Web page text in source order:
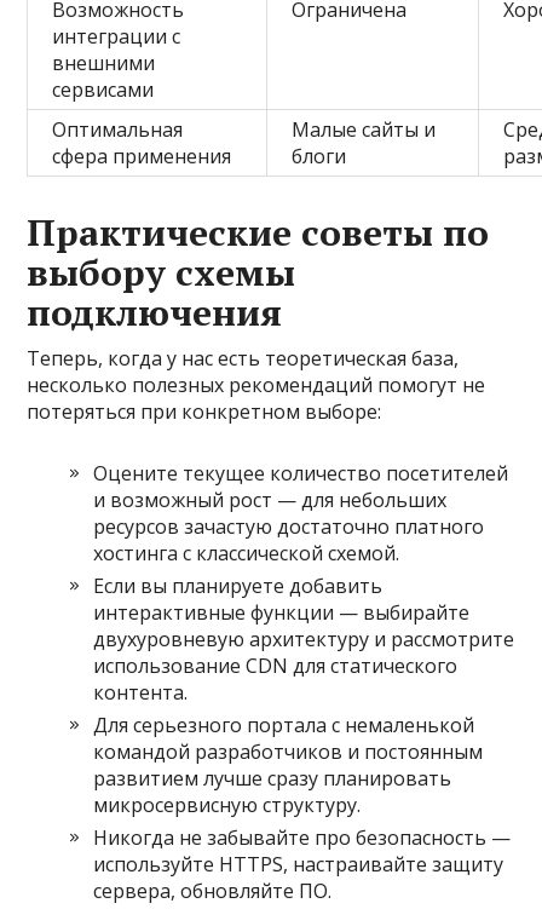
Возможность
интеграции с
внешними
сервисами
Ограничена
Оптимальная
сфера применения
Малые сайты и
блоги
Практические советы по
выбору схемы
подключения
Теперь, когда у нас есть теоретическая база,
несколько полезных рекомендаций помогут не
потеряться при конкретном выборе:
Оцените текущее количество посетителей
и возможный рост — для небольших
ресурсов зачастую достаточно платного
хостинга с классической схемой.
Если вы планируете добавить
интерактивные функции — выбирайте
двухуровневую архитектуру и рассмотрите
использование CDN для статического
контента.
Для серьезного портала с немаленькой
командой разработчиков и постоянным
развитием лучше сразу планировать
микросервисную структуру.
Никогда не забывайте про безопасность —
используйте HTTPS, настраивайте защиту
сервера, обновляйте ПО.